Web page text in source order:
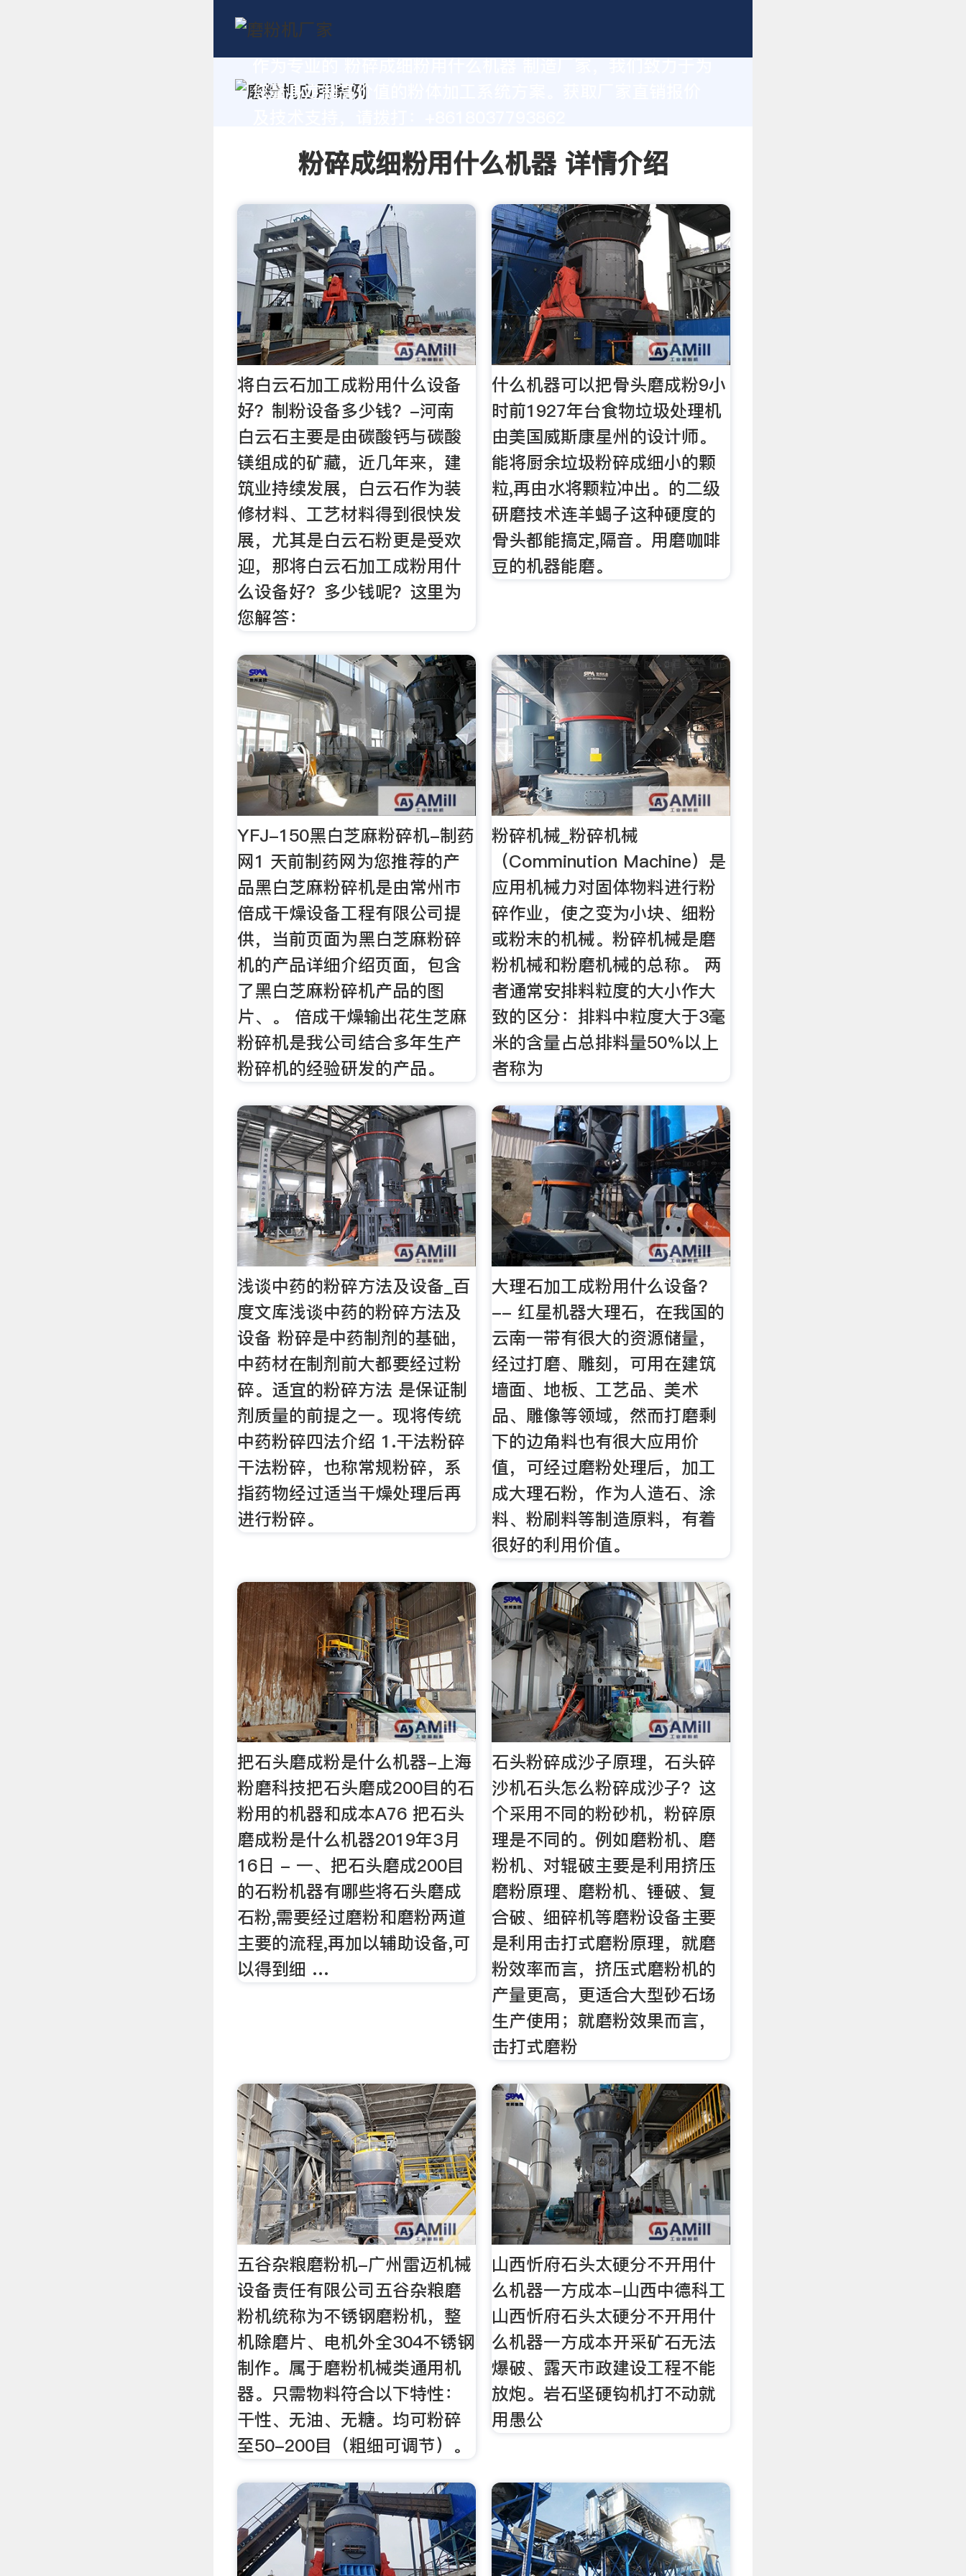
您量身定制高价值的粉体加工系统方案。获取厂家直销报价
粉碎成细粉用什么机器 详情介绍
将白云石加工成粉用什么设备
好？制粉设备多少钱？-河南
白云石主要是由碳酸钙与碳酸
镁组成的矿藏，近几年来，建
筑业持续发展，白云石作为装
修材料、工艺材料得到很快发
展，尤其是白云石粉更是受欢
迎，那将白云石加工成粉用什
么设备好？多少钱呢？这里为
您解答：
什么机器可以把骨头磨成粉9小
时前1927年台食物垃圾处理机
由美国威斯康星州的设计师。
能将厨余垃圾粉碎成细小的颗
粒,再由水将颗粒冲出。的二级
研磨技术连羊蝎子这种硬度的
骨头都能搞定,隔音。用磨咖啡
豆的机器能磨。
YFJ-150黑白芝麻粉碎机-制药
网1 天前制药网为您推荐的产
品黑白芝麻粉碎机是由常州市
倍成干燥设备工程有限公司提
供，当前页面为黑白芝麻粉碎
机的产品详细介绍页面，包含
了黑白芝麻粉碎机产品的图
片、。 倍成干燥输出花生芝麻
粉碎机是我公司结合多年生产
粉碎机的经验研发的产品。
粉碎机械_粉碎机械
（Comminution Machine）是
应用机械力对固体物料进行粉
碎作业，使之变为小块、细粉
或粉末的机械。粉碎机械是磨
粉机械和粉磨机械的总称。 两
者通常安排料粒度的大小作大
致的区分：排料中粒度大于3毫
米的含量占总排料量50%以上
者称为
浅谈中药的粉碎方法及设备_百
度文库浅谈中药的粉碎方法及
设备 粉碎是中药制剂的基础，
中药材在制剂前大都要经过粉
碎。适宜的粉碎方法 是保证制
剂质量的前提之一。现将传统
中药粉碎四法介绍 1.干法粉碎
干法粉碎，也称常规粉碎，系
指药物经过适当干燥处理后再
进行粉碎。
大理石加工成粉用什么设备？
-- 红星机器大理石，在我国的
云南一带有很大的资源储量，
经过打磨、雕刻，可用在建筑
墙面、地板、工艺品、美术
品、雕像等领域，然而打磨剩
下的边角料也有很大应用价
值，可经过磨粉处理后，加工
成大理石粉，作为人造石、涂
料、粉刷料等制造原料，有着
很好的利用价值。
把石头磨成粉是什么机器-上海
粉磨科技把石头磨成200目的石
粉用的机器和成本A76 把石头
磨成粉是什么机器2019年3月
16日 - 一、把石头磨成200目
的石粉机器有哪些将石头磨成
石粉,需要经过磨粉和磨粉两道
主要的流程,再加以辅助设备,可
以得到细 …
石头粉碎成沙子原理，石头碎
沙机石头怎么粉碎成沙子？这
个采用不同的粉砂机，粉碎原
理是不同的。例如磨粉机、磨
粉机、对辊破主要是利用挤压
磨粉原理、磨粉机、锤破、复
合破、细碎机等磨粉设备主要
是利用击打式磨粉原理，就磨
粉效率而言，挤压式磨粉机的
产量更高，更适合大型砂石场
生产使用；就磨粉效果而言，
击打式磨粉
五谷杂粮磨粉机-广州雷迈机械
设备责任有限公司五谷杂粮磨
粉机统称为不锈钢磨粉机，整
机除磨片、电机外全304不锈钢
制作。属于磨粉机械类通用机
器。只需物料符合以下特性：
干性、无油、无糖。均可粉碎
至50-200目（粗细可调节）。
山西忻府石头太硬分不开用什
么机器一方成本-山西中德科工
山西忻府石头太硬分不开用什
么机器一方成本开采矿石无法
爆破、露天市政建设工程不能
放炮。岩石坚硬钩机打不动就
用愚公